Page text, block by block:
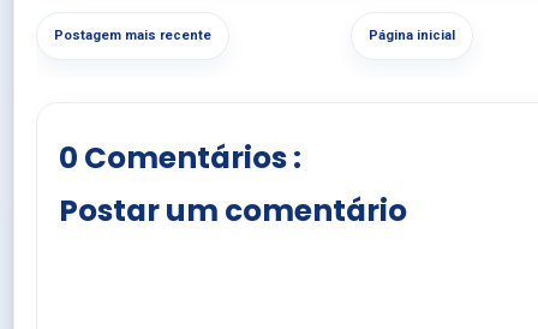
Postagem mais recente Página inicial
0 Comentários :
Postar um comentário